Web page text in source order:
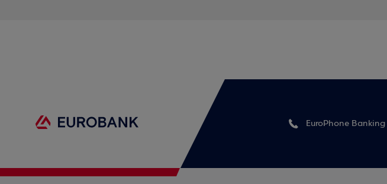
EuroPhone Banking